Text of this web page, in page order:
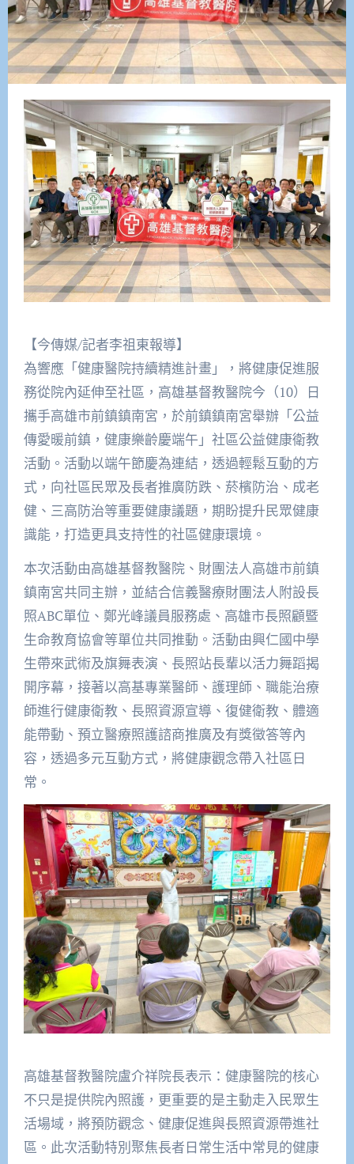
【今傳媒/記者李祖東報導】
為響應「健康醫院持續精進計畫」，將健康促進服
務從院內延伸至社區，高雄基督教醫院今（10）日
攜手高雄市前鎮鎮南宮，於前鎮鎮南宮舉辦「公益
傳愛暖前鎮，健康樂齡慶端午」社區公益健康衛教
活動。活動以端午節慶為連結，透過輕鬆互動的方
式，向社區民眾及長者推廣防跌、菸檳防治、成老
健、三高防治等重要健康議題，期盼提升民眾健康
識能，打造更具支持性的社區健康環境。
本次活動由高雄基督教醫院、財團法人高雄市前鎮
鎮南宮共同主辦，並結合信義醫療財團法人附設長
照ABC單位、鄭光峰議員服務處、高雄市長照顧暨
生命教育協會等單位共同推動。活動由興仁國中學
生帶來武術及旗舞表演、長照站長輩以活力舞蹈揭
開序幕，接著以高基專業醫師、護理師、職能治療
師進行健康衛教、長照資源宣導、復健衛教、體適
能帶動、預立醫療照護諮商推廣及有獎徵答等內
容，透過多元互動方式，將健康觀念帶入社區日
常。
高雄基督教醫院盧介祥院長表示：健康醫院的核心
不只是提供院內照護，更重要的是主動走入民眾生
活場域，將預防觀念、健康促進與長照資源帶進社
區。此次活動特別聚焦長者日常生活中常見的健康